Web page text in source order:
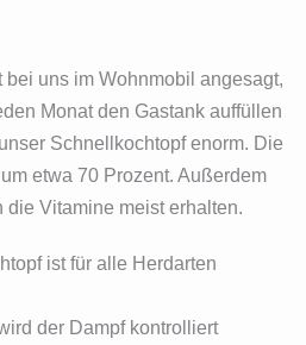
uns im Wohnmobil angesagt,
Monat den Gastank auffüllen
Schnellkochtopf enorm. Die
etwa 70 Prozent. Außerdem
die Vitamine meist erhalten.
ist für alle Herdarten
der Dampf kontrolliert